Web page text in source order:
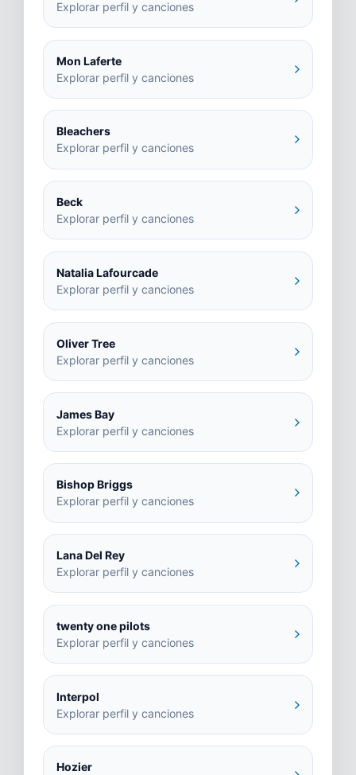
Explorar perfil y canciones
Mon Laferte
Explorar perfil y canciones
Bleachers
Explorar perfil y canciones
Beck
Explorar perfil y canciones
Natalia Lafourcade
Explorar perfil y canciones
Oliver Tree
Explorar perfil y canciones
James Bay
Explorar perfil y canciones
Bishop Briggs
Explorar perfil y canciones
Lana Del Rey
Explorar perfil y canciones
twenty one pilots
Explorar perfil y canciones
Interpol
Explorar perfil y canciones
Hozier